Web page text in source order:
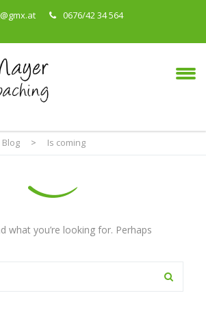
0676/42 34 564
Blog > Is coming
what you’re looking for. Perhaps